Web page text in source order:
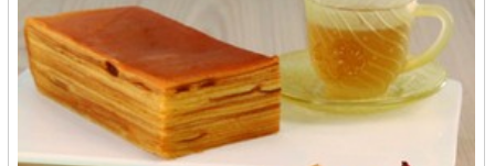
Pia Janger - Denpasar
Pia Legong - Denpasar
Pia Mirah - Makasar
Pia Monique's - Denpasar
Pia Olivia - Gorontalo
Pia Putra Kusuma - Gorontalo